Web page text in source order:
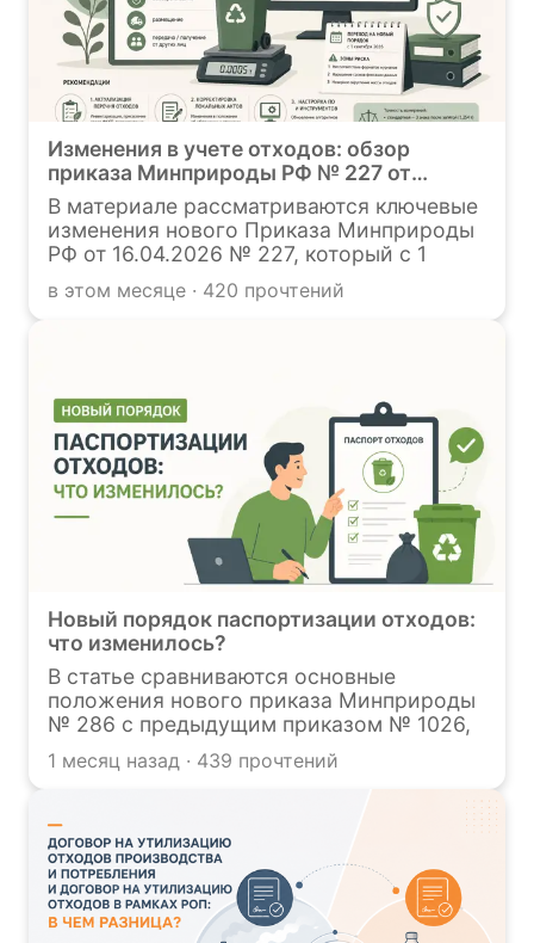
Изменения в учете отходов: обзор
приказа Минприроды РФ № 227 от
16.04.2026 г.
В материале рассматриваются ключевые
изменения нового Приказа Минприроды
РФ от 16.04.2026 № 227, который с 1
сентября 2026 года заменяет
действующий порядок учета отходов.
в этом месяце · 420 прочтений
Новый порядок паспортизации отходов:
что изменилось?
В статье сравниваются основные
положения нового приказа Минприроды
№ 286 с предыдущим приказом № 1026,
раскрываются ключевые изменения и
нововведения. Среди них — введение
паспортов, запрет на внесение
изменений в утвержденные документы, а
также обновление форм паспортов.
1 месяц назад · 439 прочтений